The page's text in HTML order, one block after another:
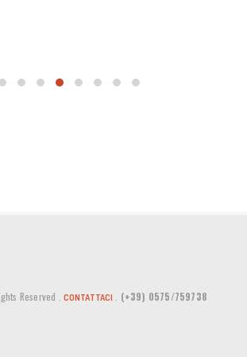
Reserved . CONTATTACI (+39) 0575/759738